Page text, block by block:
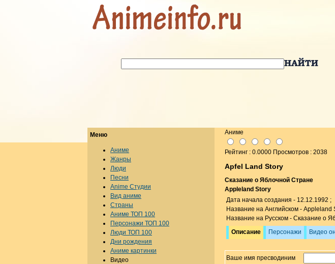
Аниме
Рейтинг : 0.0000 Просмотров : 2038
Apfel Land Story
Сказание о Яблочной Стране
Appleland Story
Дата начала создания - 12.12.1992 ;
Название на Английском - Appleland
Название на Русском - Сказание о
Описание
Персонажи
Видео
Ваше имя пресводиним
Меню
Аниме
Жанры
Люди
Песни
Anime Студии
Вид аниме
Страны
Аниме ТОП 100
Персонажи ТОП 100
Люди ТОП 100
Дни рождения
Аниме картинки
Видео